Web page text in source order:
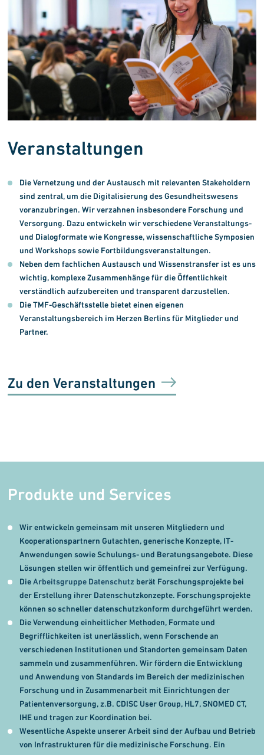
Veranstaltungen
Die Vernetzung und der Austausch mit relevanten Stakeholdern
sind zentral, um die Digitalisierung des Gesundheitswesens
voranzubringen. Wir verzahnen insbesondere Forschung und
Versorgung. Dazu entwickeln wir verschiedene Veranstaltungs-
und Dialogformate wie Kongresse, wissenschaftliche Symposien
und Workshops sowie Fortbildungs­veranstaltungen.
Neben dem fachlichen Austausch und Wissens­transfer ist es uns
wichtig, komplexe Zusammen­hänge für die Öffentlichkeit
verständlich aufzu­bereiten und transparent darzustellen.
Die TMF-Geschäftsstelle bietet einen eigenen
Veranstaltungsbereich im Herzen Berlins für Mitglieder und
Partner.
Zu den Veranstaltungen
Produkte und Services
Wir entwickeln gemeinsam mit unseren Mitgliedern und
Kooperationspartnern Gutachten, generische Konzepte, IT-
Anwendungen sowie Schulungs- und Beratungsangebote. Diese
Lösungen stellen wir öffentlich und gemeinfrei zur Verfügung.
DieArbeitsgruppe Datenschutz berät Forschungs­projekte bei
der Erstellung ihrer Datenschutz­konzepte. Forschungsprojekte
können so schneller datenschutzkonform durchgeführt werden.
Die Verwendung einheitlicher Methoden, Formate und
Begrifflichkeiten ist unerlässlich, wenn Forschende an
verschiedenen Institutionen und Standorten gemeinsam Daten
sammeln und zusammenführen. Wir fördern die Entwicklung
und Anwendung von Standards im Bereich der medizinischen
Forschung und in Zusammenarbeit mit Einrichtungen der
Patientenversorgung, z.B. CDISC User Group, HL7, SNOMED CT,
IHE und tragen zur Koordination bei.
Wesentliche Aspekte unserer Arbeit sind der Aufbau und Betrieb
von Infrastrukturen für die medizinische Forschung. Ein